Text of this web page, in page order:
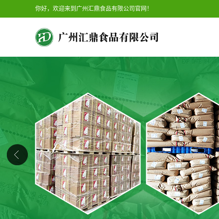
你好，欢迎来到广州汇鼎食品有限公司官网！